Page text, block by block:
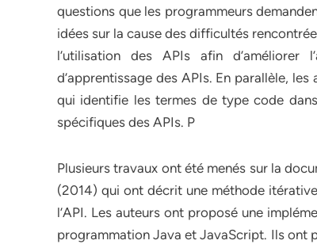
questions que les programmeurs
idées sur la cause des difficultés
l’utilisation des APIs afin
d’apprentissage des APIs. En parallèle,
qui identifie les termes de type code
spécifiques des APIs. P
Plusieurs travaux ont été menés sur la
(2014) qui ont décrit une méthode
l’API. Les auteurs ont proposé une
programmation Java et JavaScript. Ils ont